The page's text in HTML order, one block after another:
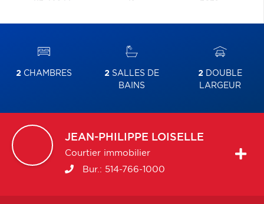
2 CHAMBRES 2 SALLES DE
BAINS
2DOUBLE
LARGEUR
JEAN-PHILIPPE LOISELLE
Courtier immobilier
Bur.: 514-766-1000